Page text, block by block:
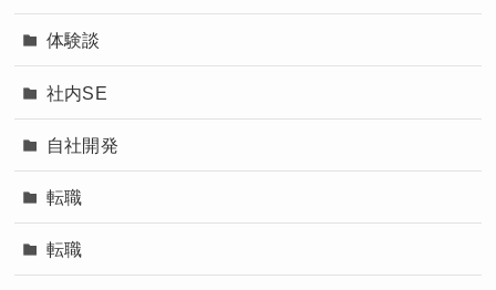
体験談
社内SE
自社開発
転職
転職